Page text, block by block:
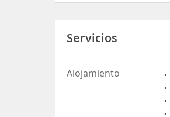
Servicios
Alojamiento